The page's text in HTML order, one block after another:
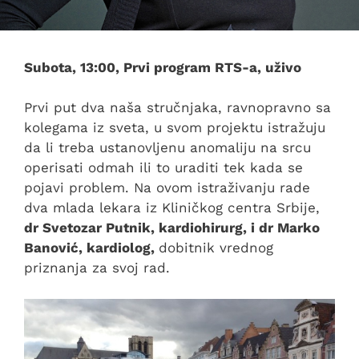
Subota, 13:00, Prvi program RTS-a, uživo
Prvi put dva naša stručnjaka, ravnopravno sa
kolegama iz sveta, u svom projektu istražuju
da li treba ustanovljenu anomaliju na srcu
operisati odmah ili to uraditi tek kada se
pojavi problem. Na ovom istraživanju rade
dva mlada lekara iz Kliničkog centra Srbije,
dr Svetozar Putnik, kardiohirurg, i dr Marko
Banović, kardiolog, dobitnik vrednog
priznanja za svoj rad.